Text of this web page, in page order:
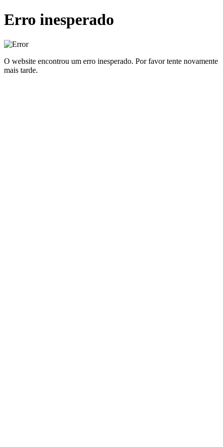
Erro inesperado
O website encontrou um erro inesperado. Por favor tente novamente
mais tarde.